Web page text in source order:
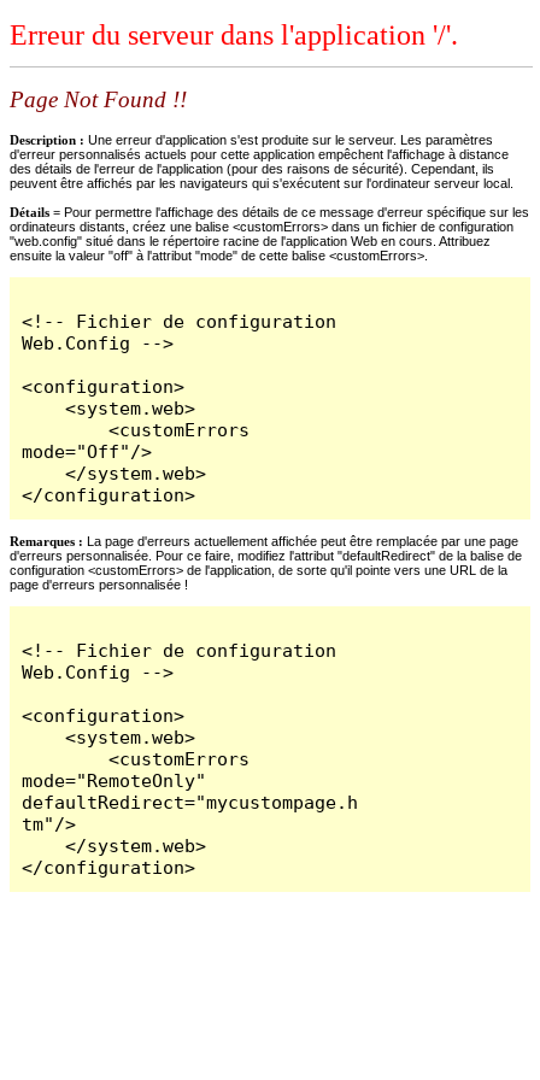
Erreur du serveur dans l'application '/'.
Page Not Found !!
Description : Une erreur d'application s'est produite sur le serveur. Les paramètres
d'erreur personnalisés actuels pour cette application empêchent l'affichage à distance
des détails de l'erreur de l'application (pour des raisons de sécurité). Cependant, ils
peuvent être affichés par les navigateurs qui s'exécutent sur l'ordinateur serveur local.
Détails = Pour permettre l'affichage des détails de ce message d'erreur spécifique sur les
ordinateurs distants, créez une balise <customErrors> dans un fichier de configuration
"web.config" situé dans le répertoire racine de l'application Web en cours. Attribuez
ensuite la valeur "off" à l'attribut "mode" de cette balise <customErrors>.
<!-- Fichier de configuration
Web.Config -->
<configuration>
    <system.web>
        <customErrors
mode="Off"/>
    </system.web>
</configuration>
Remarques : La page d'erreurs actuellement affichée peut être remplacée par une page
d'erreurs personnalisée. Pour ce faire, modifiez l'attribut "defaultRedirect" de la balise de
configuration <customErrors> de l'application, de sorte qu'il pointe vers une URL de la
page d'erreurs personnalisée !
<!-- Fichier de configuration
Web.Config -->
<configuration>
    <system.web>
        <customErrors
mode="RemoteOnly"
defaultRedirect="mycustompage.h
tm"/>
    </system.web>
</configuration>